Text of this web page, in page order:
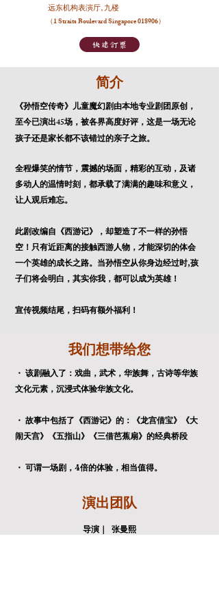
远东机构表演厅, 九楼
（1 Straits Boulevard Singapore 018906）
快速訂票
​简介
《孙悟空传奇》 儿童魔幻剧由本地专业剧团原创，
至今已演出45场，被各界高度好评，这是一场无论
孩子还是家长都不该错过的亲子之旅。
全程爆笑的情节，震撼的场面，精彩的互动，及诸
多动人的温情时刻，都承载了满满的趣味和意义，
让人观后难忘。
此剧改编自《西游记》，却塑造了不一样的孙悟
空！只有近距离的接触西游人物，才能深切的体会
一个英雄的成长之路。当孙悟空从你身边经过时,孩
子们将会明白，其实你我，都可以成为英雄！
宣传视频结尾，扫码有额外福利！
我们想带给您
・ 该剧融入了：戏曲，武术，华族舞，古诗等华族
文化元素，沉浸式体验华族文化。
・ 故事中包括了《西游记》的：《龙宫借宝》《大
闹天宫》《五指山》《三借芭蕉扇》的经典桥段
・ 可谓一场剧，4倍的体验，相当值得。
演出​团队
​导演｜ 张曼熙